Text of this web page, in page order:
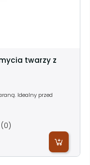
mycia twarzy z
Idealny przed
(0)